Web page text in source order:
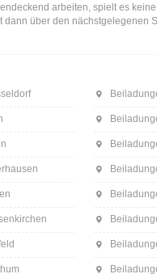
arbeiten, spielt es
über den nächstgelegenen